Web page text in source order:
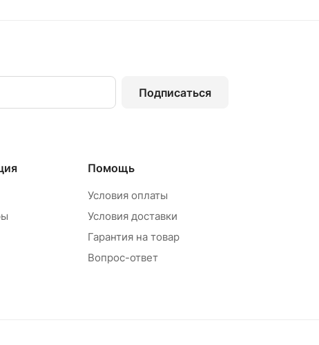
Подписаться
Помощь
Условия оплаты
Условия доставки
Гарантия на товар
Вопрос-ответ